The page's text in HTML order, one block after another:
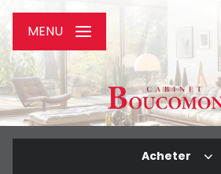
MENU
Acheter